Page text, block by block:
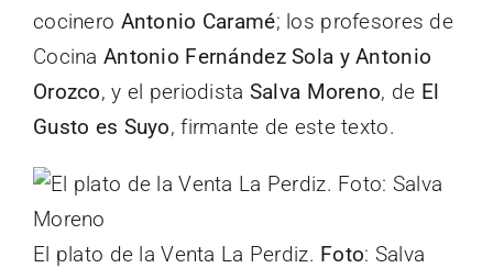
cocinero Antonio Caramé; los profesores de
Cocina Antonio Fernández Sola y Antonio
Orozco, y el periodista Salva Moreno, de El
Gusto es Suyo, firmante de este texto.
El plato de la Venta La Perdiz. Foto: Salva